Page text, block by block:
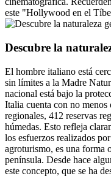
este "Hollywood en el
Descubre la
El hombre italiano está
sin límites a la Madre
nacional está bajo la
Italia cuenta con no menos
regionales, 412 reservas
húmedas. Esto refleja
los esfuerzos realizados
agroturismo, es una forma
península. Desde hace
este concepto, que se ha